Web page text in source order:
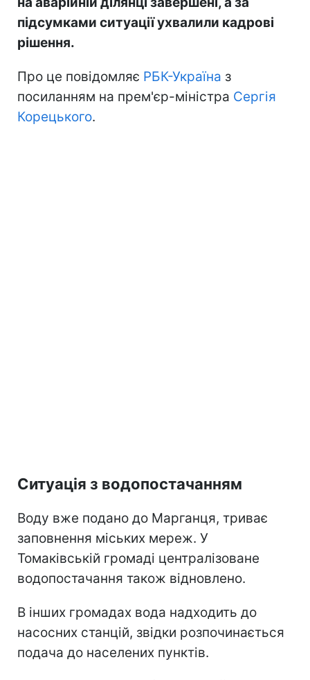
підсумками ситуації ухвалили кадрові
рішення.
Про це повідомляє РБК-Україна з
посиланням на прем'єр-міністра Сергія
Корецького.
Ситуація з водопостачанням
Воду вже подано до Марганця, триває
заповнення міських мереж. У
Томаківській громаді централізоване
водопостачання також відновлено.
В інших громадах вода надходить до
насосних станцій, звідки розпочинається
подача до населених пунктів.